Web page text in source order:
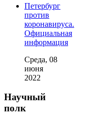
Петербург
против
коронавируса.
Официальная
информация
Среда, 08
июня
2022
Научный
полк